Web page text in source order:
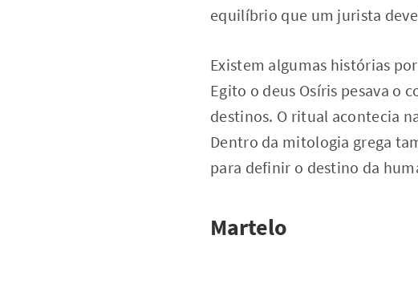
equilíbrio que um jurista
Existem algumas histórias
Egito o deus Osíris pesava o
destinos. O ritual acontecia
Dentro da mitologia grega
para definir o destino da
Martelo